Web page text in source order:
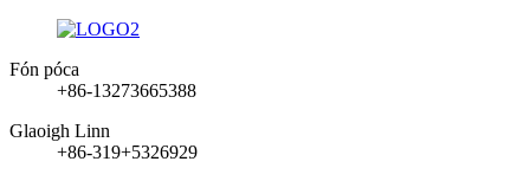
Fón póca
+86-13273665388
Glaoigh Linn
+86-319+5326929